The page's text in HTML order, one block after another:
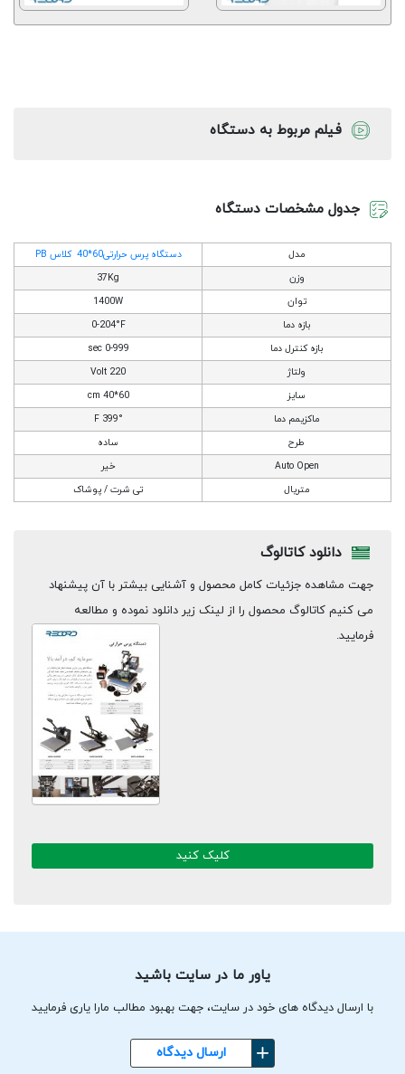
فیلم مربوط به دستگاه
جدول مشخصات دستگاه
مدل
دستگاه پرس حرارتی60*40 کلاس PB
وزن
37Kg
توان
1400W
بازه دما
0-204°F
بازه کنترل دما
0-999 sec
ولتاژ
220 Volt
سایز
60*40 cm
ماکزیمم دما
399° F
طرح
ساده
Auto Open
خیر
متریال
تی شرت / پوشاک
دانلود کاتالوگ
جهت مشاهده جزئیات کامل محصول و آشنایی بیشتر با آن پیشنهاد
می کنیم کاتالوگ محصول را از لینک زیر دانلود نموده و مطالعه
فرمایید.
کلیک کنید
یاور ما در سایت باشید
با ارسال دیدگاه های خود در سایت، جهت بهبود مطالب مارا یاری فرمایید
ارسال دیدگاه